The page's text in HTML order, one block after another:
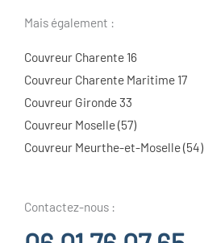
Mais également :
Couvreur Charente 16
Couvreur Charente Maritime 17
Couvreur Gironde 33
Couvreur Moselle (57)
Couvreur Meurthe-et-Moselle (54)
Contactez-nous :